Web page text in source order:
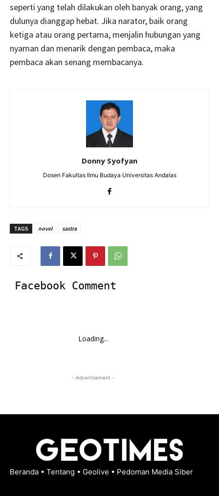
seperti yang telah dilakukan oleh banyak orang, yang
dulunya dianggap hebat. Jika narator, baik orang
ketiga atau orang pertama, menjalin hubungan yang
nyaman dan menarik dengan pembaca, maka
pembaca akan senang membacanya.
Donny Syofyan
Dosen Fakultas Ilmu Budaya Universitas Andalas
TAGS novel sastra
Facebook Comment
Loading...
- Advertisement -
Beranda • Tentang • Geolive • Pedoman Media Siber